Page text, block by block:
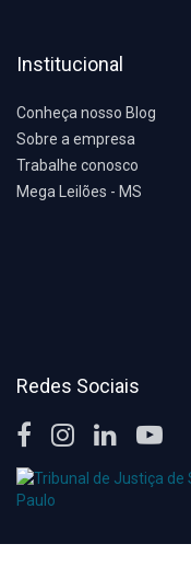
Institucional
Conheça nosso Blog
Sobre a empresa
Trabalhe conosco
Mega Leilões - MS
Redes Sociais